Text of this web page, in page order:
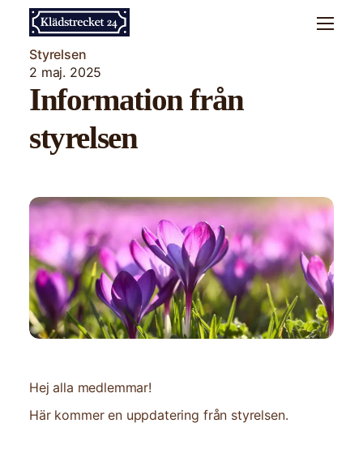
Styrelsen
2 maj. 2025
Information från
styrelsen
Hej alla medlemmar!
Här kommer en uppdatering från styrelsen.